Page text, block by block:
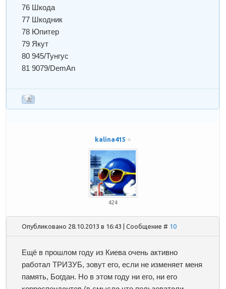
76 Шкода
77 Шкодник
78 Юпитер
79 Якут
80 945/Тунгус
81 9079/DemAn
kalina415
424
Опубликовано 28.10.2013 в 16:43 | Сообщение # 10
Ещё в прошлом году из Киева очень активно
работал ТРИЗУБ, зовут его, если не изменяет меня
память, Богдан. Но в этом году ни его, ни его